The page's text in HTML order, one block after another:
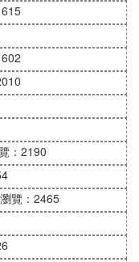
：2190
瀏覽：2465